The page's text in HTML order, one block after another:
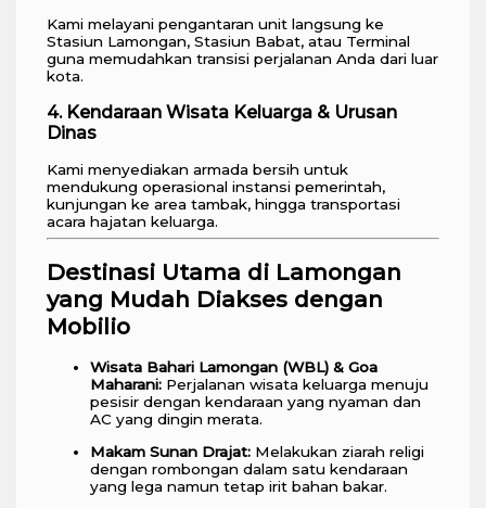
Kami melayani pengantaran unit langsung ke
Stasiun Lamongan, Stasiun Babat, atau Terminal
guna memudahkan transisi perjalanan Anda dari luar
kota.
4. Kendaraan Wisata Keluarga & Urusan
Dinas
Kami menyediakan armada bersih untuk
mendukung operasional instansi pemerintah,
kunjungan ke area tambak, hingga transportasi
acara hajatan keluarga.
Destinasi Utama di Lamongan
yang Mudah Diakses dengan
Mobilio
Wisata Bahari Lamongan (WBL) & Goa
Maharani:Perjalanan wisata keluarga menuju
pesisir dengan kendaraan yang nyaman dan
AC yang dingin merata.
Makam Sunan Drajat:Melakukan ziarah religi
dengan rombongan dalam satu kendaraan
yang lega namun tetap irit bahan bakar.